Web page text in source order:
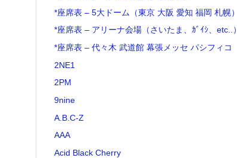
*座席表 – 5大ドーム（東京 大阪 愛知 福岡 札幌）
*座席表 – アリーナ会場（さいたま、ｶﾞｲｼ、etc..）
*座席表 – 代々木 武道館 幕張メッセ パシフィコ
2NE1
2PM
9nine
A.B.C-Z
AAA
Acid Black Cherry